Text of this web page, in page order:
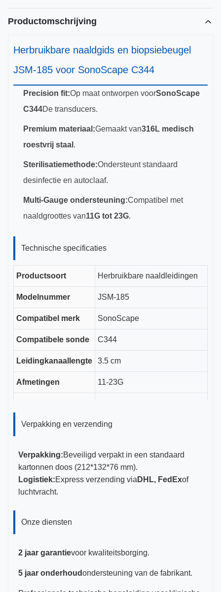
Productomschrijving
Herbruikbare naaldgids en biopsiebeugel
JSM-185 voor SonoScape C344
Precision fit:Op maat ontworpen voorSonoScape
C344De transducers.
Premium materiaal:Gemaakt van316L medisch
roestvrij staal .
Sterilisatiemethode:Ondersteunt standaard
desinfectie en autoclaaf.
Multi-Gauge ondersteuning:Compatibel met
naaldgroottes van11G tot 23G.
Technische specificaties
Productsoort Herbruikbare naaldleidingen
Modelnummer JSM-185
Compatibel merk SonoScape
Compatibele sonde C344
Leidingkanaallengte 3.5 cm
Afmetingen 11-23G
gecertificeerd
Verpakking en verzending
Verpakking:Beveiligd verpakt in een standaard
kartonnen doos (212*132*76 mm).
Logistiek:Express verzending via DHL, FedExof
luchtvracht.
Onze diensten
2 jaar garantievoor kwaliteitsborging.
5 jaar onderhoudondersteuning van de fabrikant.